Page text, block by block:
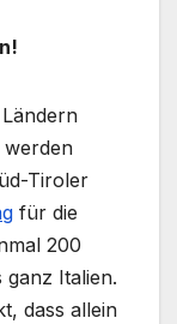
Tiroler
für die
200
Italien.
dass allein